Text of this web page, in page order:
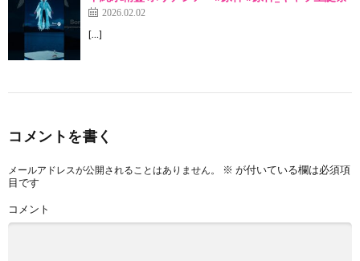
2026.02.02
[…]
コメントを書く
メールアドレスが公開されることはありません。 ※ が付いている欄は必須項
目です
コメント